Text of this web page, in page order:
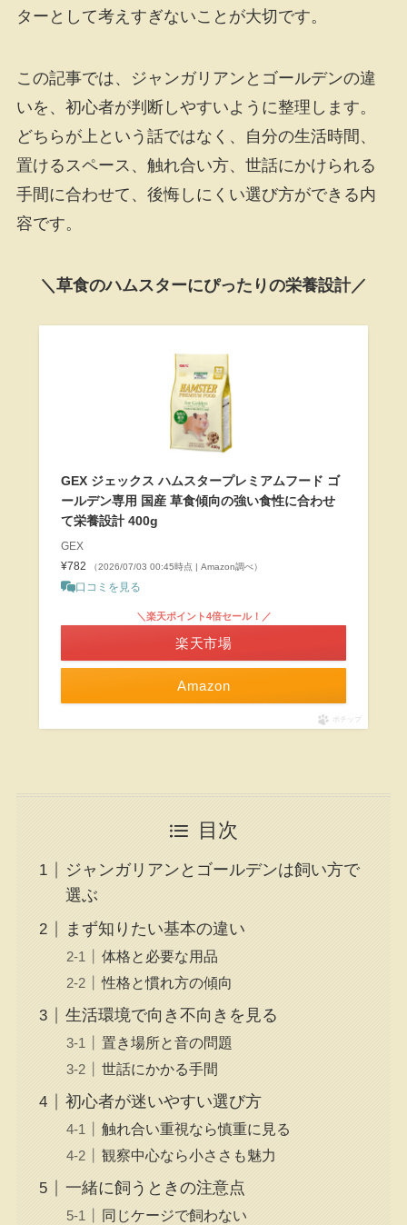
ターとして考えすぎないことが大切です。
この記事では、ジャンガリアンとゴールデンの違
いを、初心者が判断しやすいように整理します。
どちらが上という話ではなく、自分の生活時間、
置けるスペース、触れ合い方、世話にかけられる
手間に合わせて、後悔しにくい選び方ができる内
容です。
＼草食のハムスターにぴったりの栄養設計／
GEX ジェックス ハムスタープレミアムフード ゴ
ールデン専用 国産 草食傾向の強い食性に合わせ
て栄養設計 400g
GEX
¥782
（2026/07/03 00:45時点 | Amazon調べ）
口コミを見る
Amazon
＼楽天ポイント4倍セール！／
楽天市場
ポチップ
目次
ジャンガリアンとゴールデンは飼い方で
選ぶ
まず知りたい基本の違い
体格と必要な用品
性格と慣れ方の傾向
生活環境で向き不向きを見る
置き場所と音の問題
世話にかかる手間
初心者が迷いやすい選び方
触れ合い重視なら慎重に見る
観察中心なら小ささも魅力
一緒に飼うときの注意点
同じケージで飼わない